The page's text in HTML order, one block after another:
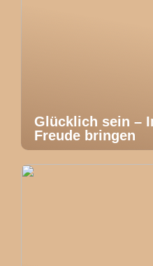
Glücklich sein –
Freude bringen